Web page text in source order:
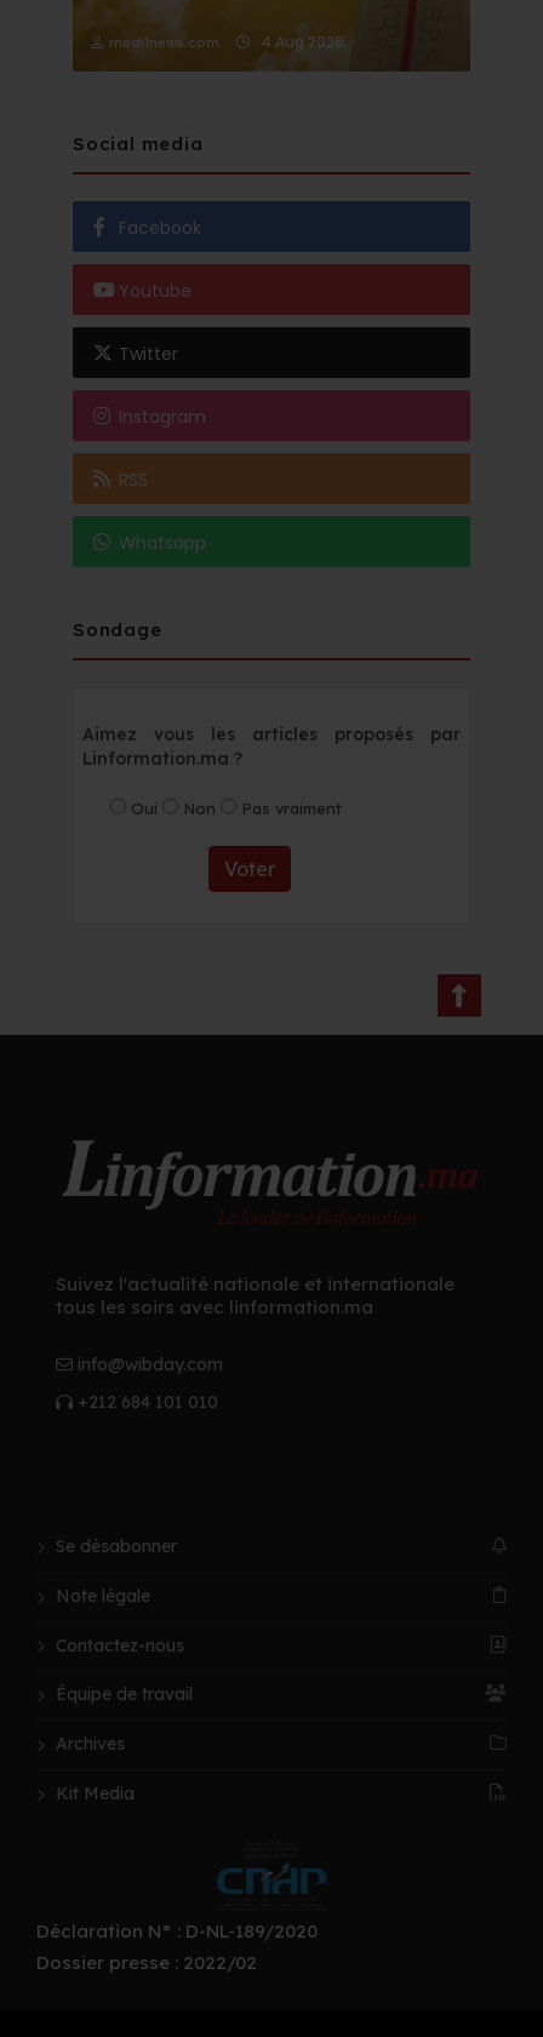
medi1news.com 4 Aug 2026
Social media
Facebook
Youtube
Twitter
Instagram
RSS
Whatsapp
Sondage
Aimez vous les articles proposés par
Linformation.ma ?
Oui Non Pas vraiment
Voter
Suivez l'actualité nationale et internationale
tous les soirs avec linformation.ma
info@wibday.com
+212 684 101 010
Se désabonner
Note légale
Contactez-nous
Équipe de travail
Archives
Kit Media
Déclaration N° : D-NL-189/2020
Dossier presse : 2022/02